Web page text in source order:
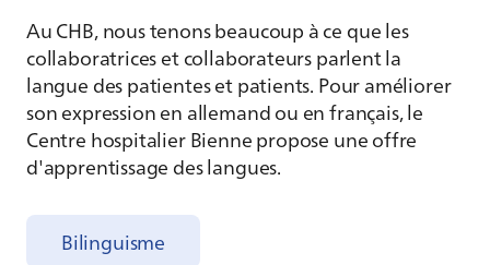
Formations pour médecins référents
Au CHB, nous tenons beaucoup à ce que les
collaboratrices et collaborateurs parlent la
langue des patientes et patients. Pour améliorer
son expression en allemand ou en français, le
Centre hospitalier Bienne propose une offre
d'apprentissage des langues.
Bilinguisme